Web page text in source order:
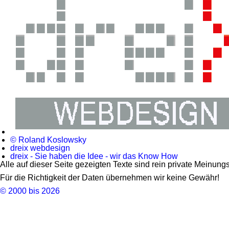
© Roland Koslowsky
dreix webdesign
dreix - Sie haben die Idee - wir das Know How
Alle auf dieser Seite gezeigten Texte sind rein private
Für die Richtigkeit der Daten übernehmen wir keine Gewähr!
© 2000 bis 2026